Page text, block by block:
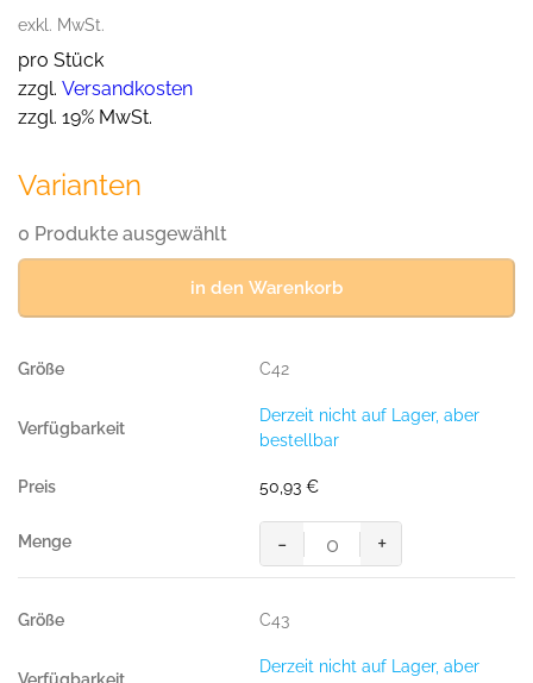
exkl. MwSt.
pro Stück
zzgl. Versandkosten
zzgl. 19% MwSt.
Varianten
0 Produkte ausgewählt
in den Warenkorb
C42
Derzeit nicht auf Lager, aber
bestellbar
50,93 €
MASCOT® LIDO SHORTS
Menge
- +
C43
Derzeit nicht auf Lager, aber